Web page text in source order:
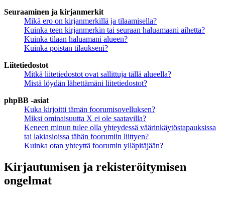
Seuraaminen ja kirjanmerkit
Mikä ero on kirjanmerkillä ja tilaamisella?
Kuinka teen kirjanmerkin tai seuraan haluamaani aihetta?
Kuinka tilaan haluamani alueen?
Kuinka poistan tilaukseni?
Liitetiedostot
Mitkä liitetiedostot ovat sallittuja tällä alueella?
Mistä löydän lähettämäni liitetiedostot?
phpBB -asiat
Kuka kirjoitti tämän foorumisovelluksen?
Miksi ominaisuutta X ei ole saatavilla?
Keneen minun tulee olla yhteydessä väärinkäytöstapauksissa
tai lakiasioissa tähän foorumiin liittyen?
Kuinka otan yhteyttä foorumin ylläpitäjään?
Kirjautumisen ja rekisteröitymisen
ongelmat